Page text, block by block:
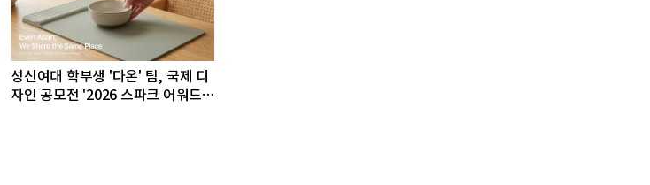
성신여대 학부생 '다온' 팀, 국제 디
자인 공모전 '2026 스파크 어워드'